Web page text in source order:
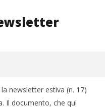
newsletter estiva (n. 17)
Il documento, che qui